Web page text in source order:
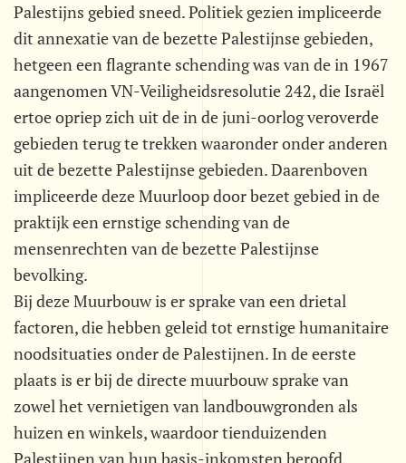
Palestijns gebied sneed. Politiek gezien impliceerde
dit annexatie van de bezette Palestijnse gebieden,
hetgeen een flagrante schending was van de in 1967
aangenomen VN-Veiligheidsresolutie 242, die Israël
ertoe opriep zich uit de in de juni-oorlog veroverde
gebieden terug te trekken waaronder onder anderen
uit de bezette Palestijnse gebieden. Daarenboven
impliceerde deze Muurloop door bezet gebied in de
praktijk een ernstige schending van de
mensenrechten van de bezette Palestijnse
bevolking.
Bij deze Muurbouw is er sprake van een drietal
factoren, die hebben geleid tot ernstige humanitaire
noodsituaties onder de Palestijnen. In de eerste
plaats is er bij de directe muurbouw sprake van
zowel het vernietigen van landbouwgronden als
huizen en winkels, waardoor tienduizenden
Palestijnen van hun basis-inkomsten beroofd